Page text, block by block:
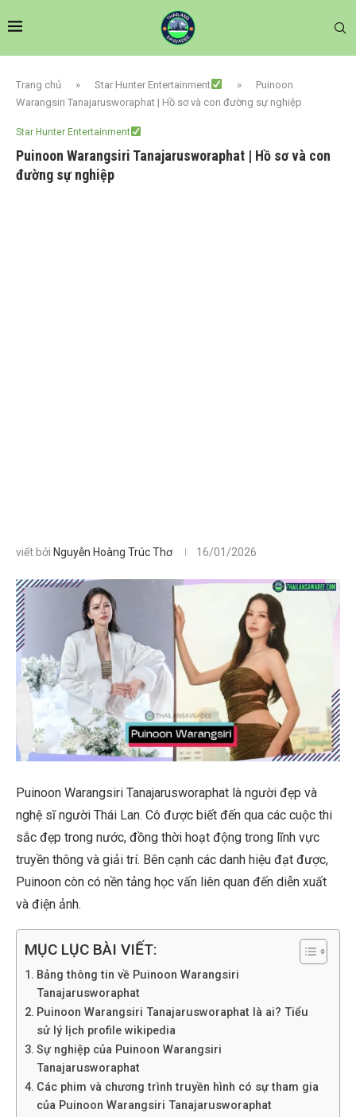
Trang chủ » Star Hunter Entertainment »
Puinoon
Warangsiri Tanajarusworaphat | Hồ sơ và con đường sự nghiệp
Star Hunter Entertainment
Puinoon Warangsiri Tanajarusworaphat | Hồ sơ và con
đường sự nghiệp
viết bởi Nguyễn Hoàng Trúc Thơ 16/01/2026
Puinoon Warangsiri Tanajarusworaphat là người đẹp và
nghệ sĩ người Thái Lan. Cô được biết đến qua các cuộc thi
sắc đẹp trong nước, đồng thời hoạt động trong lĩnh vực
truyền thông và giải trí. Bên cạnh các danh hiệu đạt được,
Puinoon còn có nền tảng học vấn liên quan đến diễn xuất
và điện ảnh.
MỤC LỤC BÀI VIẾT:
Bảng thông tin về Puinoon Warangsiri
Tanajarusworaphat
Puinoon Warangsiri Tanajarusworaphat là ai? Tiểu
sử lý lịch profile wikipedia
Sự nghiệp của Puinoon Warangsiri
Tanajarusworaphat
Các phim và chương trình truyền hình có sự tham gia
của Puinoon Warangsiri Tanajarusworaphat